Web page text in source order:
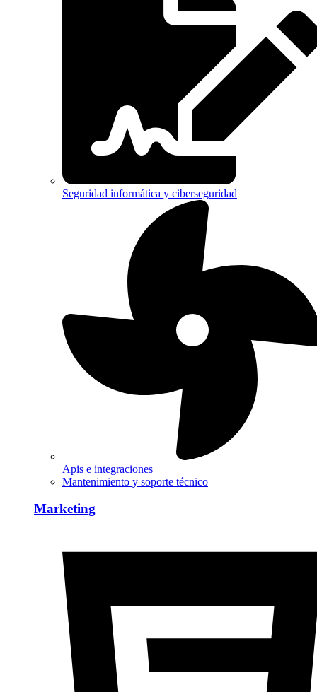
Seguridad informática y ciberseguridad
Apis e integraciones
Mantenimiento y soporte técnico
Marketing